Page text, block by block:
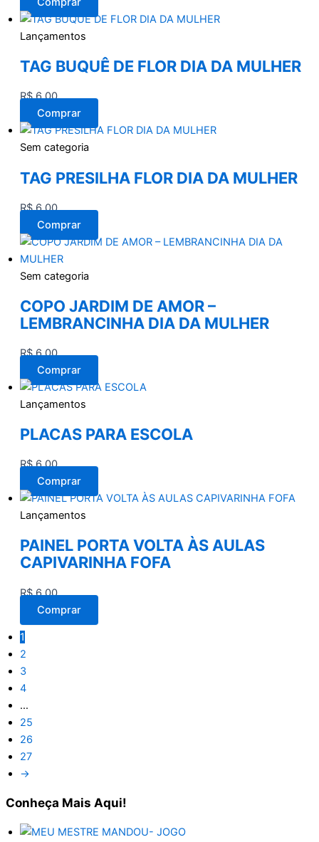
Lançamentos
TAG BUQUÊ DE FLOR DIA DA MULHER
R$6,00
Comprar
Sem categoria
TAG PRESILHA FLOR DIA DA MULHER
R$6,00
Comprar
Sem categoria
COPO JARDIM DE AMOR –
LEMBRANCINHA DIA DA MULHER
R$6,00
Comprar
Lançamentos
PLACAS PARA ESCOLA
R$6,00
Comprar
Lançamentos
PAINEL PORTA VOLTA ÀS AULAS
CAPIVARINHA FOFA
R$6,00
Comprar
1
2
3
4
…
25
26
27
→
Conheça Mais Aqui!